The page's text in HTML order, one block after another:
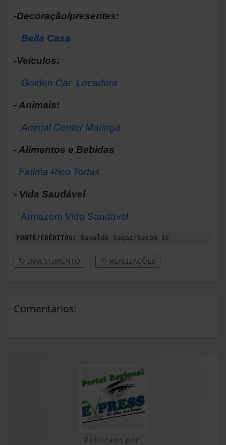
-Decoração/presentes:
Bella Casa
-Veículos:
Golden Car Locadora
- Animais:
Animal Center Maringá
- Alimentos e Bebidas
Fatima Rico Tortas
- Vida Saudável
Armazém Vida Saudável
FONTE/CRÉDITOS: Osvaldo Sagaz/Secom SC
INVESTIMENTO REALIZAÇÕES
Comentários:
Publicado por: